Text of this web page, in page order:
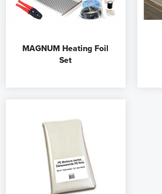
MAGNUM Heating Foil
Set